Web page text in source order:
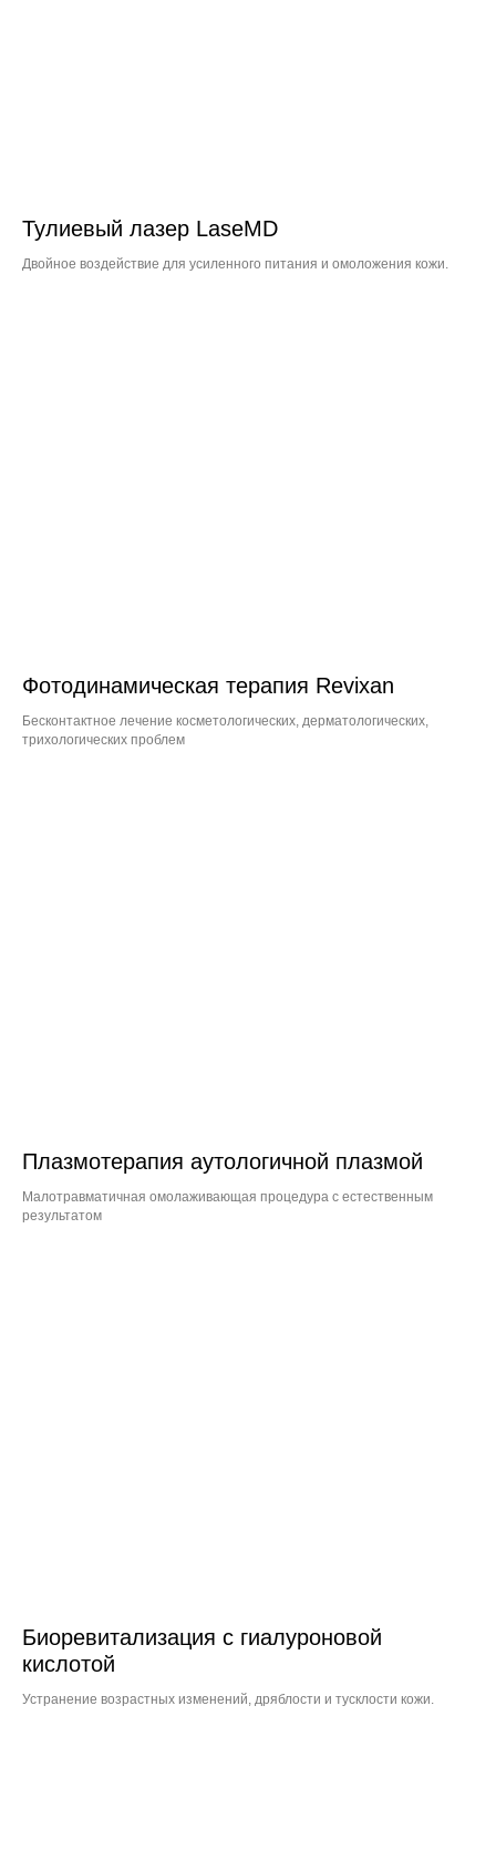
Тулиевый лазер LaseMD
Двойное воздействие для усиленного питания и омоложения кожи.
Фотодинамическая терапия Revixan
Бесконтактное лечение косметологических, дерматологических,
трихологических проблем
Плазмотерапия аутологичной плазмой
Малотравматичная омолаживающая процедура с естественным
результатом
Биоревитализация с гиалуроновой
кислотой
Устранение возрастных изменений, дряблости и тусклости кожи.